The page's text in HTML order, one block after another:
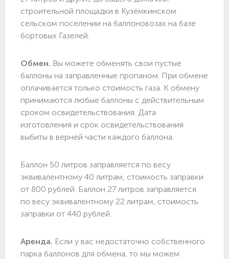
строительной площадки в Кузёмкинском
сельском поселении на баллоновозах на базе
бортовых Газелей.
Обмен. Вы можете обменять свои пустые
баллоны на заправленные пропаном. При обмене
оплачивается только стоимость газа. К обмену
принимаются любые баллоны с действительным
сроком освидетельствования. Дата
изготовления и срок освидетельствования
выбиты в верней части каждого баллона.
Баллон 50 литров заправляется по весу
эквивалентному 40 литрам, стоимость заправки
от 800 рублей. Баллон 27 литров заправляется
по весу эквивалентному 22 литрам, стоимость
заправки от 440 рублей.
Аренда. Если у вас недостаточно собственного
парка баллонов для обмена, то мы можем